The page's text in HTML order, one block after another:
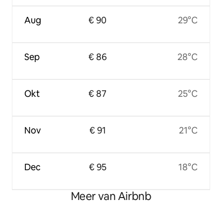
Aug
Sep
Okt
Nov
Dec
€ 90
€ 86
€ 87
€ 91
€ 95
29°C
28°C
25°C
21°C
18°C
Meer van Airbnb